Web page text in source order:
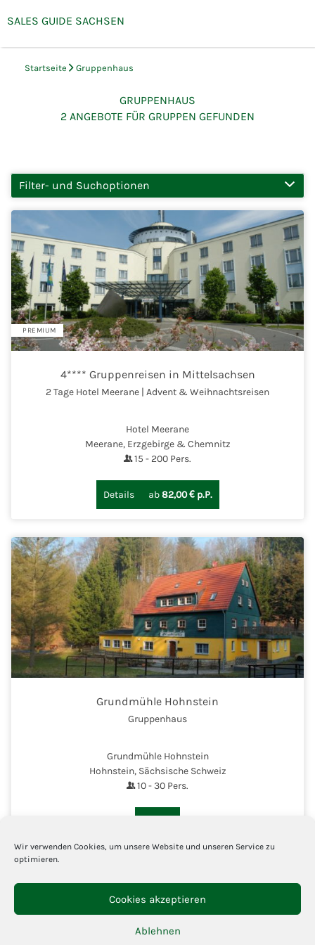
Wir verwenden Cookies, um unsere Website und unseren Service zu
optimieren.
Cookies akzeptieren
Ablehnen
SALES GUIDE SACHSEN
Startseite Gruppenhaus
GRUPPENHAUS
2 ANGEBOTE FÜR GRUPPEN GEFUNDEN
Filter- und Suchoptionen
PREMIUM
4**** Gruppenreisen in Mittelsachsen
2 Tage Hotel Meerane | Advent & Weihnachtsreisen
Hotel Meerane
Meerane, Erzgebirge & Chemnitz
15 - 200 Pers.
Details ab82,00 € p.P.
Grundmühle Hohnstein
Gruppenhaus
Grundmühle Hohnstein
Hohnstein, Sächsische Schweiz
10-30 Pers.
Gruppenreise-Portal.com